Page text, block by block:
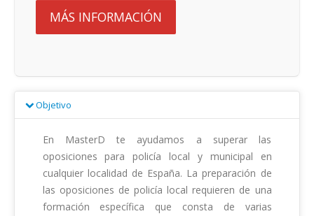
MÁS INFORMACIÓN
Objetivo
En MasterD te ayudamos a superar las
oposiciones para policía local y municipal en
cualquier localidad de España. La preparación de
las oposiciones de policía local requieren de una
formación específica que consta de varias